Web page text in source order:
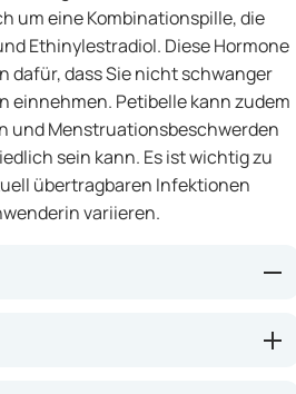
um eine Kombinationspille, die
Ethinylestradiol. Diese Hormone
dafür, dass Sie nicht schwanger
einnehmen. Petibelle kann zudem
und Menstruationsbeschwerden
sein kann. Es ist wichtig zu
übertragbaren Infektionen
variieren.
wird) und die